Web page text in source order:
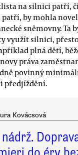
na silnici patří,
by mohla
sněmovny. Ta
využít silnici,
plná dětí,
práva
povinný
předjíždění.
Kovácsová